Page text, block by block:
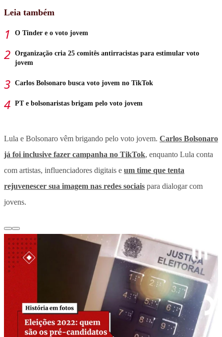
Leia também
O Tinder e o voto jovem
Organização cria 25 comitês antirracistas para estimular voto
jovem
Carlos Bolsonaro busca voto jovem no TikTok
PT e bolsonaristas brigam pelo voto jovem
Lula e Bolsonaro vêm brigando pelo voto jovem. Carlos Bolsonaro
já foi inclusive fazer campanha no TikTok, enquanto Lula conta
com artistas, influenciadores digitais e um time que tenta
rejuvenescer sua imagem nas redes sociais para dialogar com
jovens.